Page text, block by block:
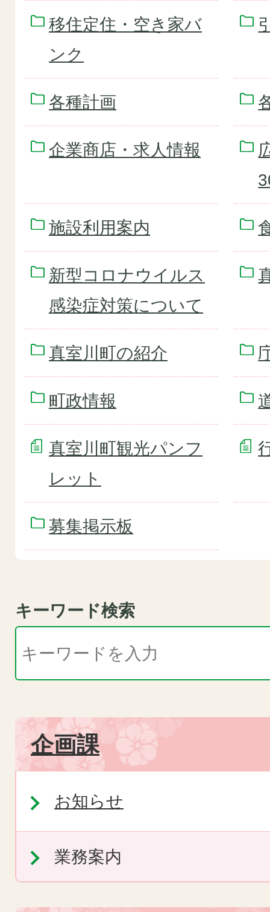
移住定住・空き家バ
ンク
各種計画
企業商店・求人情報
施設利用案内
新型コロナウイルス
感染症対策について
真室川町の紹介
町政情報
真室川町観光パンフ
レット
募集掲示板
キーワード検索
企画課
お知らせ
業務案内